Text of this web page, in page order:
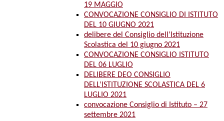
19 MAGGIO
CONVOCAZIONE CONSIGLIO DI ISTITUTO
DEL 10 GIUGNO 2021
delibere del Consiglio dell’Istituzione
Scolastica del 10 giugno 2021
CONVOCAZIONE CONSIGLIO ISTITUTO
DEL 06 LUGLIO
DELIBERE DEO CONSIGLIO
DELL’ISTITUZIONE SCOLASTICA DEL 6
LUGLIO 2021
convocazione Consiglio di Istituto – 27
settembre 2021